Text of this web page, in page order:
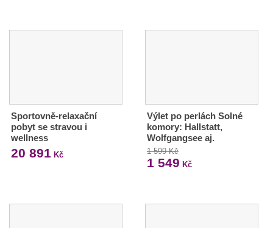
Sportovně-relaxační
pobyt se stravou i
wellness
20 891 Kč
Výlet po perlách Solné
komory: Hallstatt,
Wolfgangsee aj.
1 599 Kč
1 549 Kč